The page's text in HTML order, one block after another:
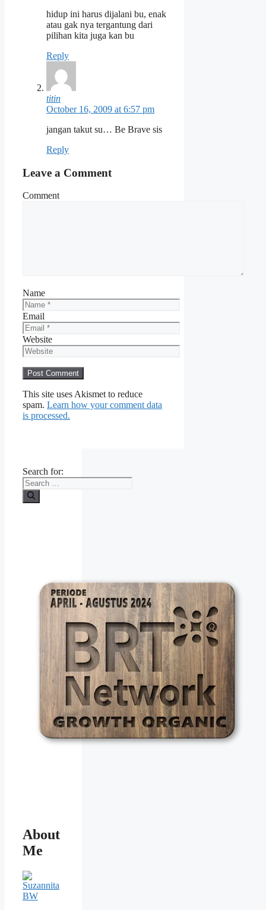
hidup ini harus dijalani bu, enak
atau gak nya tergantung dari
pilihan kita juga kan bu
Reply
titin
October 16, 2009 at 6:57 pm
jangan takut su… Be Brave sis
Reply
Leave a Comment
Comment
Name
Email
Website
This site uses Akismet to reduce
spam. Learn how your comment data
is processed.
Search for:
About
Me